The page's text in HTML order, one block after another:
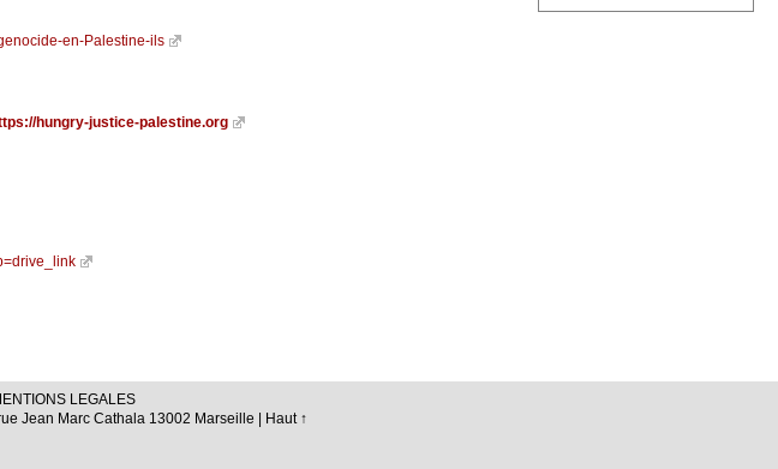
en-Palestine-ils
hungry-justice-palestine.org
LEGALES
Jean Marc Cathala 13002 Marseille | Haut ↑